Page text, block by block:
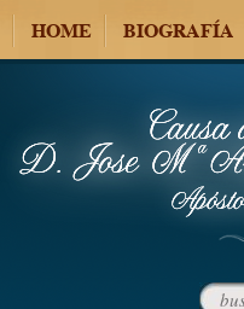
HOME BIOGRAFÍA